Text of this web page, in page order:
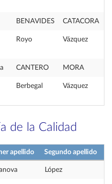
BENAVIDES CATACORA
Royo Vázquez
CANTERO MORA
Berbegal Vázquez
de la Calidad
apellido Segundo apellido
López